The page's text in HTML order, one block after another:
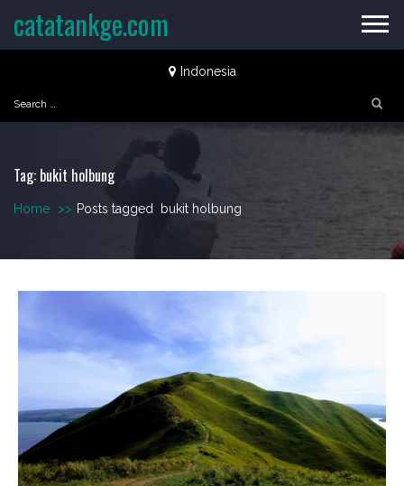
Indonesia
Search
for:
catatankge.com
Tag: bukit holbung
Home >> Posts tagged bukit holbung